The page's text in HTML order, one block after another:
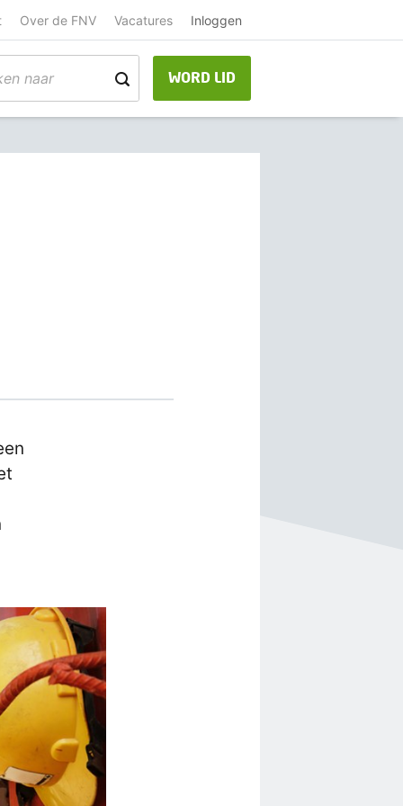
Over de FNV Vacatures Inloggen
WORD LID